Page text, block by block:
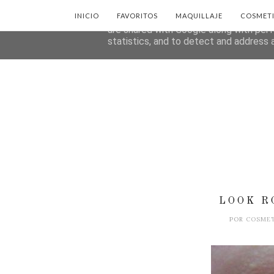
INICIO FAVORITOS MAQUILLAJE
LOOK
POR
This site uses cookies from Google
are shared with Google along with
statistics, and to detect and address